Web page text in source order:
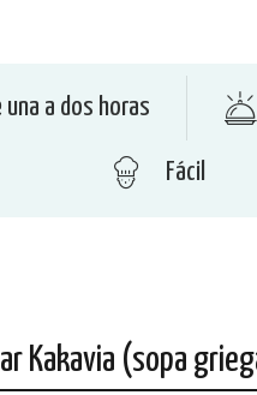
una a dos horas
Fácil
Kakavia (sopa